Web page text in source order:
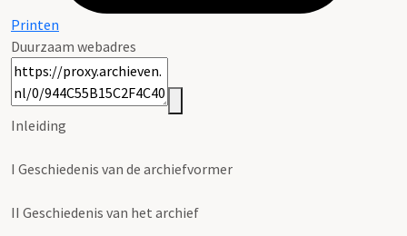
Printen
Duurzaam webadres
Inleiding
I Geschiedenis van de archiefvormer
II Geschiedenis van het archief